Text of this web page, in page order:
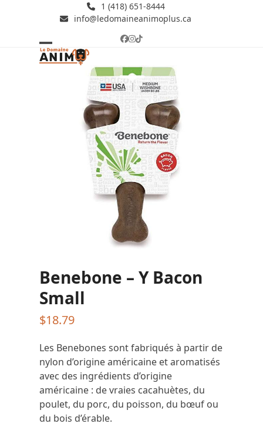
1 (418) 651-8444
info@ledomaineanimoplus.ca
Facebook
Instagram
Tiktok
Open
Close
Benebone – Y Bacon
Small
$18.79
Les Benebones sont fabriqués à partir de
nylon d’origine américaine et aromatisés
avec des ingrédients d’origine
américaine : de vraies cacahuètes, du
poulet, du porc, du poisson, du bœuf ou
du bois d’érable.